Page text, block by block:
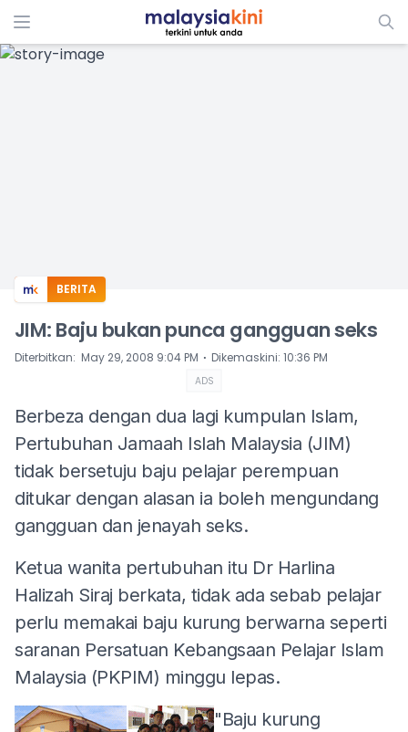
ADS
BERITA
JIM: Baju bukan punca gangguan seks
Diterbitkan: May 29, 2008 9:04 PM ⋅ Dikemaskini: 10:36 PM
ADS
Berbeza dengan dua lagi kumpulan Islam,
Pertubuhan Jamaah Islah Malaysia (JIM)
tidak bersetuju baju pelajar perempuan
ditukar dengan alasan ia boleh mengundang
gangguan dan jenayah seks.
Ketua wanita pertubuhan itu Dr Harlina
Halizah Siraj berkata, tidak ada sebab pelajar
perlu memakai baju kurung berwarna seperti
saranan Persatuan Kebangsaan Pelajar Islam
Malaysia (PKPIM) minggu lepas.
"Baju kurung